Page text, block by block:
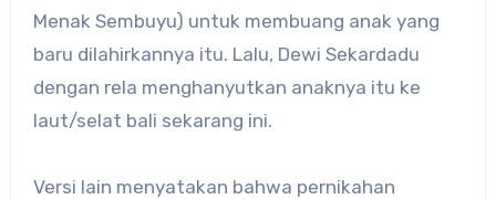
Menak Sembuyu) untuk membuang anak yang
baru dilahirkannya itu. Lalu, Dewi Sekardadu
dengan rela menghanyutkan anaknya itu ke
laut/selat bali sekarang ini.
Versi lain menyatakan bahwa pernikahan